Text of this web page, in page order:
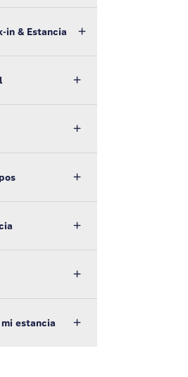
in & Estancia
estancia